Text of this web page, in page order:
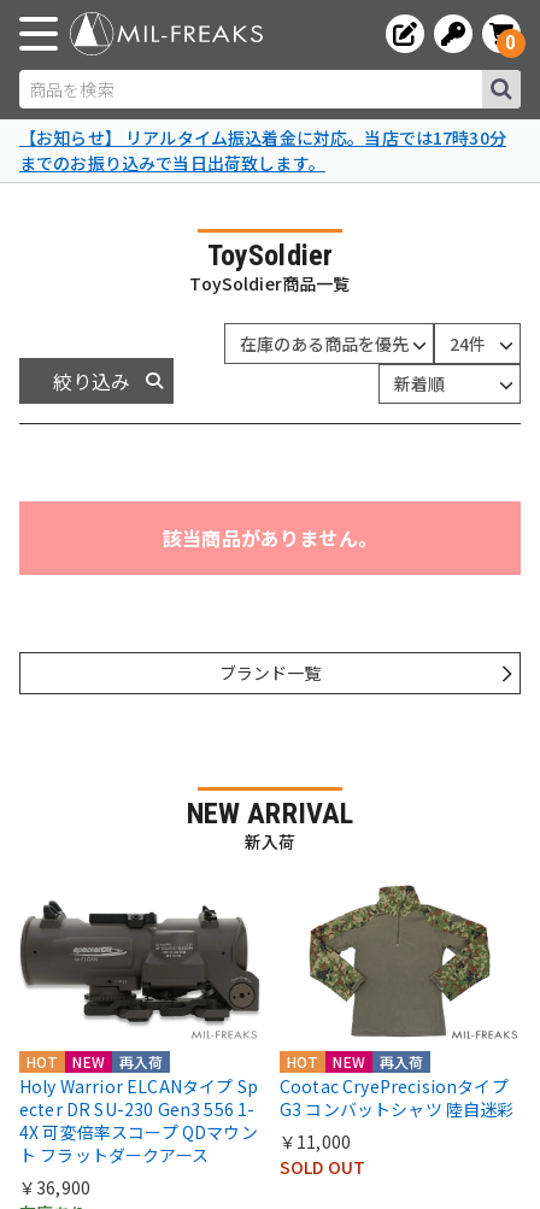
商品を検索
0
【お知らせ】 リアルタイム振込着金に対応。当店では17時30分
までのお振り込みで当日出荷致します。
ToySoldier
ToySoldier商品一覧
絞り込み
該当商品がありません。
ブランド一覧
NEW ARRIVAL
新入荷
HOT NEW 再入荷
Holy Warrior ELCANタイプ Sp
ecter DR SU-230 Gen3 556 1-
4X 可変倍率スコープ QDマウン
ト フラットダークアース
￥36,900
HOT NEW 再入荷
Cootac CryePrecisionタイプ
G3 コンバットシャツ 陸自迷彩
￥11,000
SOLD OUT